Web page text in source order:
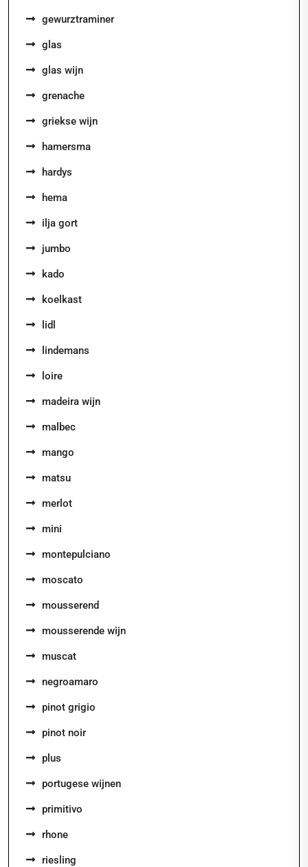
gewurztraminer
glas
glas wijn
grenache
griekse wijn
hamersma
hardys
hema
ilja gort
jumbo
kado
koelkast
lidl
lindemans
loire
madeira wijn
malbec
mango
matsu
merlot
mini
montepulciano
moscato
mousserend
mousserende wijn
muscat
negroamaro
pinot grigio
pinot noir
plus
portugese wijnen
primitivo
rhone
riesling